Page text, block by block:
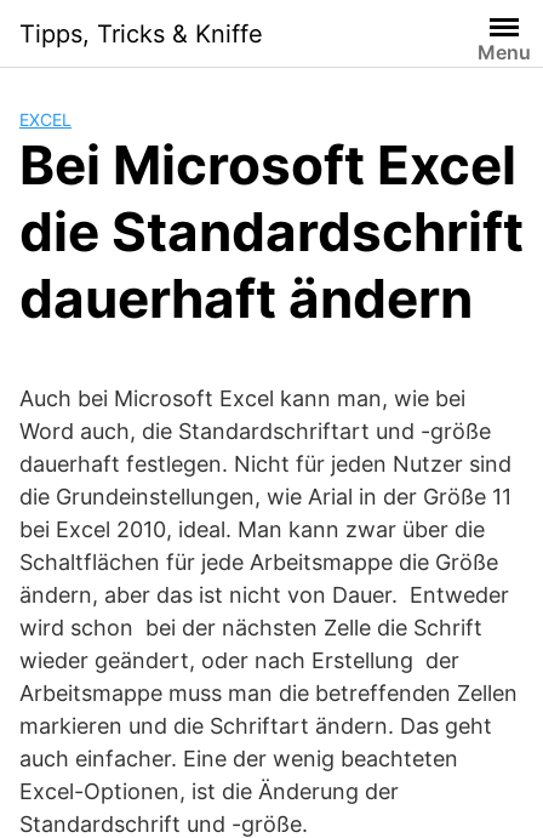
i
Tipps, Tricks & Kniffe
Menu
EXCEL
Bei Microsoft Excel
die Standardschrift
dauerhaft ändern
Auch bei Microsoft Excel kann man, wie bei
Word auch, die Standardschriftart und -größe
dauerhaft festlegen. Nicht für jeden Nutzer sind
die Grundeinstellungen, wie Arial in der Größe 11
bei Excel 2010, ideal. Man kann zwar über die
Schaltflächen für jede Arbeitsmappe die Größe
ändern, aber das ist nicht von Dauer. Entweder
wird schon bei der nächsten Zelle die Schrift
wieder geändert, oder nach Erstellung der
Arbeitsmappe muss man die betreffenden Zellen
markieren und die Schriftart ändern. Das geht
auch einfacher. Eine der wenig beachteten
Excel-Optionen, ist die Änderung der
Standardschrift und -größe.